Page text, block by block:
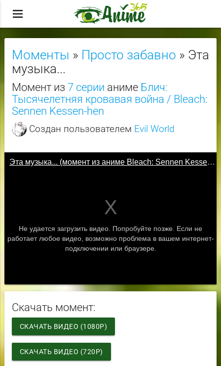
menu
Моменты » Просто забавно » Эта
музыка...
Момент из 7 серии аниме Блич:
Тысячелетняя кровавая война / Bleach:
Sennen Kessen-hen
Создан пользователем Evil World
Скачать момент:
СКАЧАТЬ ВИДЕО (1080P)
СКАЧАТЬ ВИДЕО (720P)